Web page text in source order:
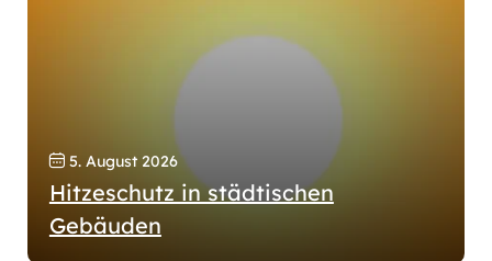
5. August 2026
Hitzeschutz in städtischen
Gebäuden